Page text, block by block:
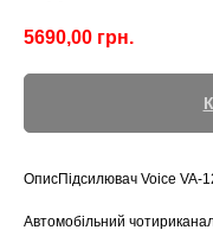
5690,00 грн.
ОписПідсилювач Voice VA-
Автомобільний